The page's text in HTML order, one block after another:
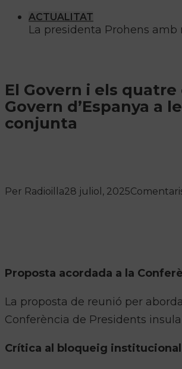
La presidenta Prohens
ACTUALITAT
El Govern i els
Govern d’Espanya a
conjunta
Per Radioilla28 juliol, 2025
Proposta acordada a la
La proposta de reunió per
Conferència de Presidents
Crítica al bloqueig